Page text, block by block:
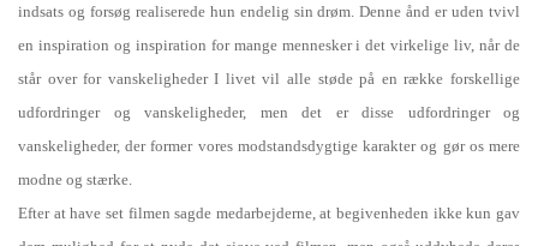
indsats og forsøg realiserede hun endelig sin drøm. Denne ånd er uden tvivl
en inspiration og inspiration for mange mennesker i det virkelige liv, når de
står over for vanskeligheder I livet vil alle støde på en række forskellige
udfordringer og vanskeligheder, men det er disse udfordringer og
vanskeligheder, der former vores modstandsdygtige karakter og gør os mere
modne og stærke.
Efter at have set filmen sagde medarbejderne, at begivenheden ikke kun gav